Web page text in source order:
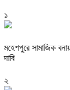
১
মহেশপুরে সামাজিক
দাবি
২